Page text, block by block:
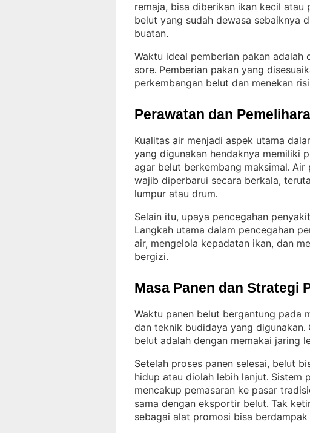
remaja, bisa diberikan ikan kecil atau
belut yang sudah dewasa sebaiknya
buatan.
Waktu ideal pemberian pakan
sore. Pemberian pakan yang
perkembangan belut dan menekan
Perawatan dan
Kualitas air menjadi aspek utama
yang digunakan hendaknya memiliki
agar belut berkembang maksimal. Air
wajib diperbarui secara berkala,
lumpur atau drum.
Selain itu, upaya pencegahan
Langkah utama dalam pencegahan
air, mengelola kepadatan ikan, dan
bergizi.
Masa Panen dan Strategi
Waktu panen belut bergantung pada
dan teknik budidaya yang digunakan.
belut adalah dengan memakai jaring
Setelah proses panen selesai, belut
hidup atau diolah lebih lanjut. Sistem
mencakup pemasaran ke pasar
sama dengan eksportir belut. Tak
sebagai alat promosi bisa